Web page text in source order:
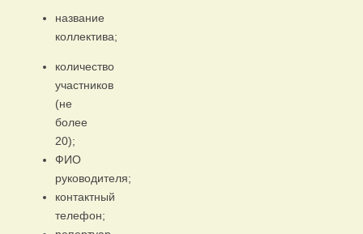
название
коллектива;
количество
участников
(не
более
20);
ФИО
руководителя;
контактный
телефон;